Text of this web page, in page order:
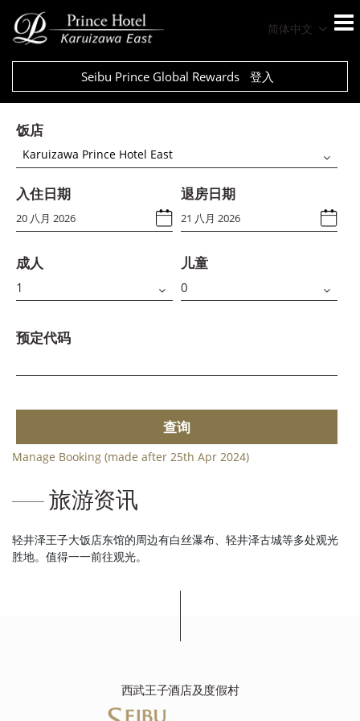
简体中文
Seibu Prince Global Rewards 登入
饭店
Karuizawa Prince Hotel East
入住日期 退房日期
成人 儿童
预定代码
查询
Manage Booking (made after 25th Apr 2024)
旅游资讯
轻井泽王子大饭店东馆的周边有白丝瀑布、轻井泽古城等多处观光
胜地。值得一一前往观光。
西武王子酒店及度假村